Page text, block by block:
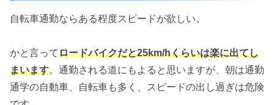
自転車通勤ならある程度スピードが欲しい。
かと言ってロードバイクだと25km/hくらいは楽に出てし
まいます。通勤される道にもよると思いますが、朝は通勤
通学の自動車、自転車も多く、スピードの出し過ぎは危険